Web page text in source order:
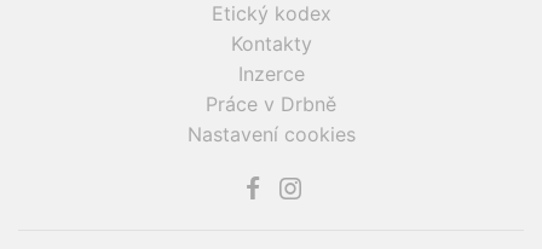
Etický kodex
Kontakty
Inzerce
Práce v Drbně
Nastavení cookies